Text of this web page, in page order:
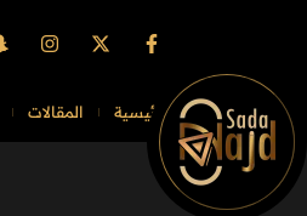
الرئيسية المقالات